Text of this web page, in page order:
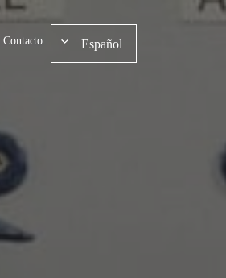
Contacto Español